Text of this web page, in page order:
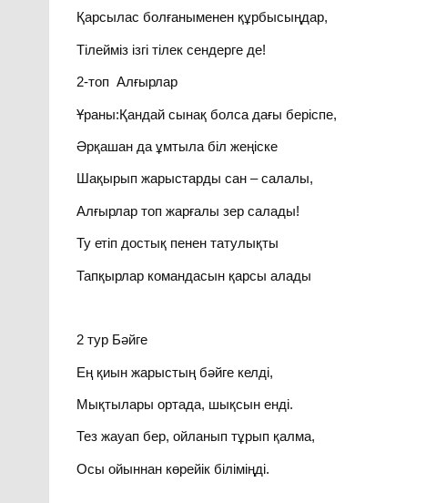
Қарсылас болғаныменен құрбысыңдар,
Тілейміз ізгі тілек сендерге де!
2-топ Алғырлар
Ұраны:Қандай сынақ болса дағы беріспе,
Әрқашан да ұмтыла біл жеңіске
Шақырып жарыстарды сан – салалы,
Алғырлар топ жарғалы зер салады!
Ту етіп достық пенен татулықты
Тапқырлар командасын қарсы алады
2 тур Бәйге
Ең қиын жарыстың бәйге келді,
Мықтылары ортада, шықсын енді.
Тез жауап бер, ойланып тұрып қалма,
Осы ойыннан көрейік біліміңді.